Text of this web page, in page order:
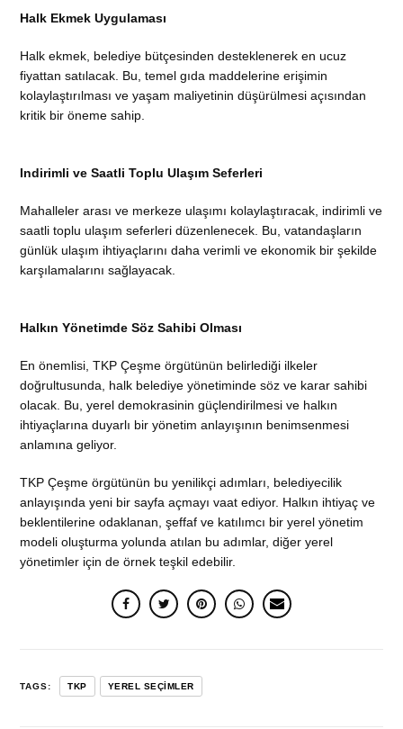
Halk Ekmek Uygulaması
Halk ekmek, belediye bütçesinden desteklenerek en ucuz
fiyattan satılacak. Bu, temel gıda maddelerine erişimin
kolaylaştırılması ve yaşam maliyetinin düşürülmesi açısından
kritik bir öneme sahip.
Indirimli ve Saatli Toplu Ulaşım Seferleri
Mahalleler arası ve merkeze ulaşımı kolaylaştıracak, indirimli ve
saatli toplu ulaşım seferleri düzenlenecek. Bu, vatandaşların
günlük ulaşım ihtiyaçlarını daha verimli ve ekonomik bir şekilde
karşılamalarını sağlayacak.
Halkın Yönetimde Söz Sahibi Olması
En önemlisi, TKP Çeşme örgütünün belirlediği ilkeler
doğrultusunda, halk belediye yönetiminde söz ve karar sahibi
olacak. Bu, yerel demokrasinin güçlendirilmesi ve halkın
ihtiyaçlarına duyarlı bir yönetim anlayışının benimsenmesi
anlamına geliyor.
TKP Çeşme örgütünün bu yenilikçi adımları, belediyecilik
anlayışında yeni bir sayfa açmayı vaat ediyor. Halkın ihtiyaç ve
beklentilerine odaklanan, şeffaf ve katılımcı bir yerel yönetim
modeli oluşturma yolunda atılan bu adımlar, diğer yerel
yönetimler için de örnek teşkil edebilir.
TAGS: TKP YEREL SEÇIMLER